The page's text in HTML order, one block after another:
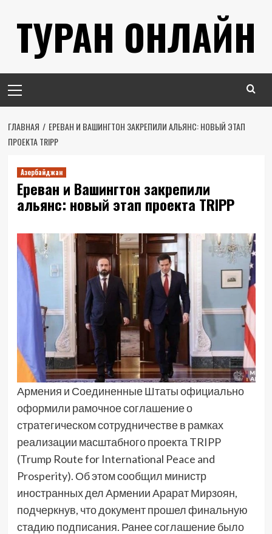
содержимому
ТУРАН ОНЛАЙН
меню
ГЛАВНАЯ
ЕРЕВАН И ВАШИНГТОН ЗАКРЕПИЛИ АЛЬЯНС: НОВЫЙ ЭТАП
ПРОЕКТА TRIPP
Азербайджан
Ереван и Вашингтон закрепили
альянс: новый этап проекта TRIPP
Армения и Соединенные Штаты официально
оформили рамочное соглашение о
стратегическом сотрудничестве в рамках
реализации масштабного проекта TRIPP
(Trump Route for International Peace and
Prosperity). Об этом сообщил министр
иностранных дел Армении Арарат Мирзоян,
подчеркнув, что документ прошел финальную
стадию подписания. Ранее соглашение было